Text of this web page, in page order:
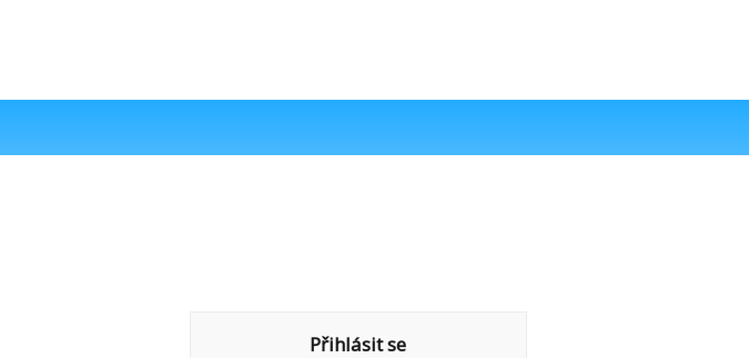
Přihlásit se